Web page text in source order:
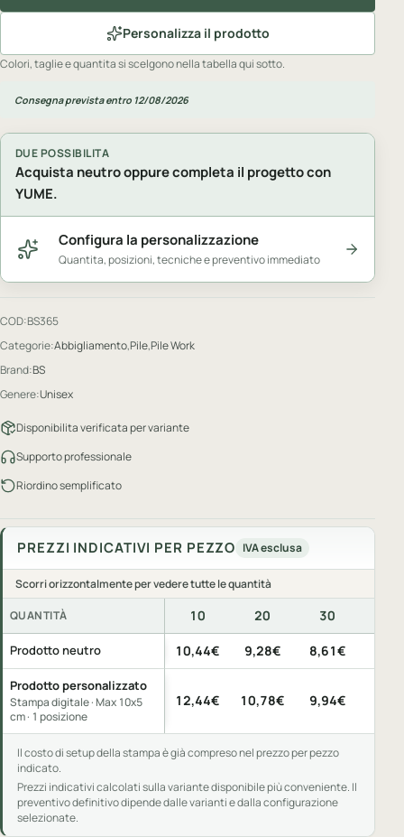
Personalizza il prodotto
Colori, taglie e quantita si scelgono nella tabella qui sotto.
Consegna prevista entro 12/08/2026
DUE POSSIBILITA
Acquista neutro oppure completa il progetto con
YUME.
Configura la personalizzazione
Quantita, posizioni, tecniche e preventivo immediato
COD:BS365
Categorie:Abbigliamento,Pile,Pile Work
Brand:BS
Genere:Unisex
Disponibilita verificata per variante
Supporto professionale
Riordino semplificato
PREZZI INDICATIVI PER PEZZO IVA esclusa
Scorri orizzontalmente per vedere tutte le quantità
Prezzi indicativi per pezzo, IVA esclusa, per quantità di
QUANTITÀ 10 20 30
Prodotto neutro 10,44€ 9,28€ 8,61€
Prodotto personalizzato
Stampa digitale · Max 10x5
cm · 1 posizione
12,44€ 10,78€ 9,94€
Il costo di setup della stampa è già compreso nel prezzo per pezzo
indicato.
Prezzi indicativi calcolati sulla variante disponibile più conveniente. Il
preventivo definitivo dipende dalle varianti e dalla configurazione
selezionate.